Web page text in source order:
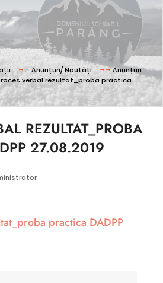
Anunțuri/ Noutăți
Anunțuri
verbal rezultat_proba practica
REZULTAT_PROBA
27.08.2019
practica DADPP